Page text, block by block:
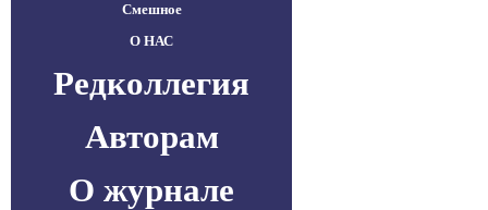
Смешное
О НАС
Редколлегия
Авторам
О журнале